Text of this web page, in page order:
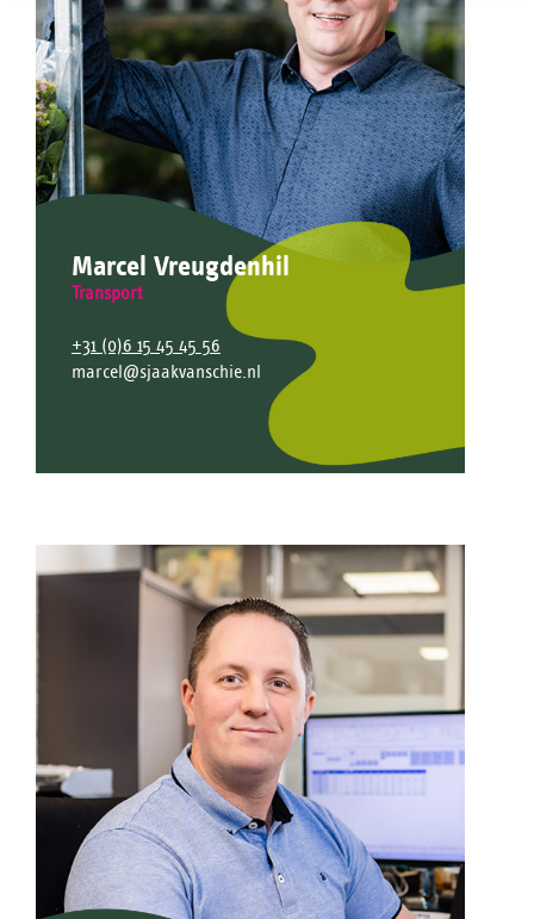
Marcel Vreugdenhil
Transport
+31 (0)6 15 45 45 56
marcel@sjaakvanschie.nl